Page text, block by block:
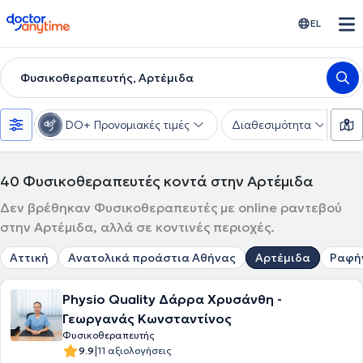
doctoranytime EL
Φυσικοθεραπευτής, Αρτέμιδα
DO+ Προνομιακές τιμές Διαθεσιμότητα
40 Φυσικοθεραπευτές κοντά στην Αρτέμιδα
Δεν βρέθηκαν Φυσικοθεραπευτές με online ραντεβού
στην Αρτέμιδα, αλλά σε κοντινές περιοχές.
Αττική Ανατολικά προάστια Αθήνας Αρτέμιδα
Physio Quality Δάρρα Χρυσάνθη -
Γεωργανάς Κωνσταντίνος
Φυσικοθεραπευτής
9.9|11 αξιολογήσεις